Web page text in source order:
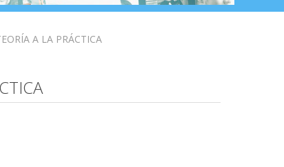
A LA PRÁCTICA